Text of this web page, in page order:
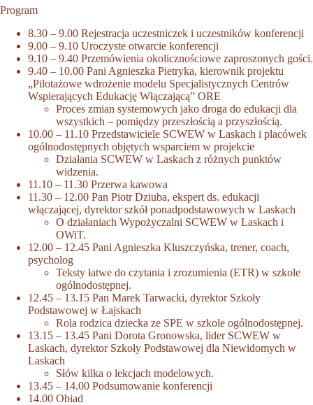
Program
8.30 – 9.00 Rejestracja uczestniczek i uczestników konferencji
9.00 – 9.10 Uroczyste otwarcie konferencji
9.10 – 9.40 Przemówienia okolicznościowe zaproszonych gości.
9.40 – 10.00 Pani Agnieszka Pietryka, kierownik projektu
„Pilotażowe wdrożenie modelu Specjalistycznych Centrów
Wspierających Edukację Włączającą” ORE
Proces zmian systemowych jako droga do edukacji dla
wszystkich – pomiędzy przeszłością a przyszłością.
10.00 – 11.10 Przedstawiciele SCWEW w Laskach i placówek
ogólnodostępnych objętych wsparciem w projekcie
Działania SCWEW w Laskach z różnych punktów
widzenia.
11.10 – 11.30 Przerwa kawowa
11.30 – 12.00 Pan Piotr Dziuba, ekspert ds. edukacji
włączającej, dyrektor szkół ponadpodstawowych w Laskach
O działaniach Wypożyczalni SCWEW w Laskach i
OWiT.
12.00 – 12.45 Pani Agnieszka Kluszczyńska, trener, coach,
psycholog
Teksty łatwe do czytania i zrozumienia (ETR) w szkole
ogólnodostępnej.
12.45 – 13.15 Pan Marek Tarwacki, dyrektor Szkoły
Podstawowej w Łajskach
Rola rodzica dziecka ze SPE w szkole ogólnodostępnej.
13.15 – 13.45 Pani Dorota Gronowska, lider SCWEW w
Laskach, dyrektor Szkoły Podstawowej dla Niewidomych w
Laskach
Słów kilka o lekcjach modelowych.
13.45 – 14.00 Podsumowanie konferencji
14.00 Obiad